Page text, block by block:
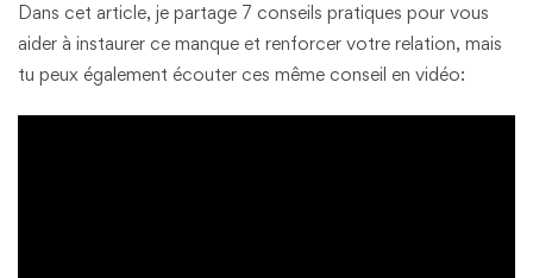
Dans cet article, je partage 7 conseils pratiques pour vous
aider à instaurer ce manque et renforcer votre relation, mais
tu peux également écouter ces même conseil en vidéo: